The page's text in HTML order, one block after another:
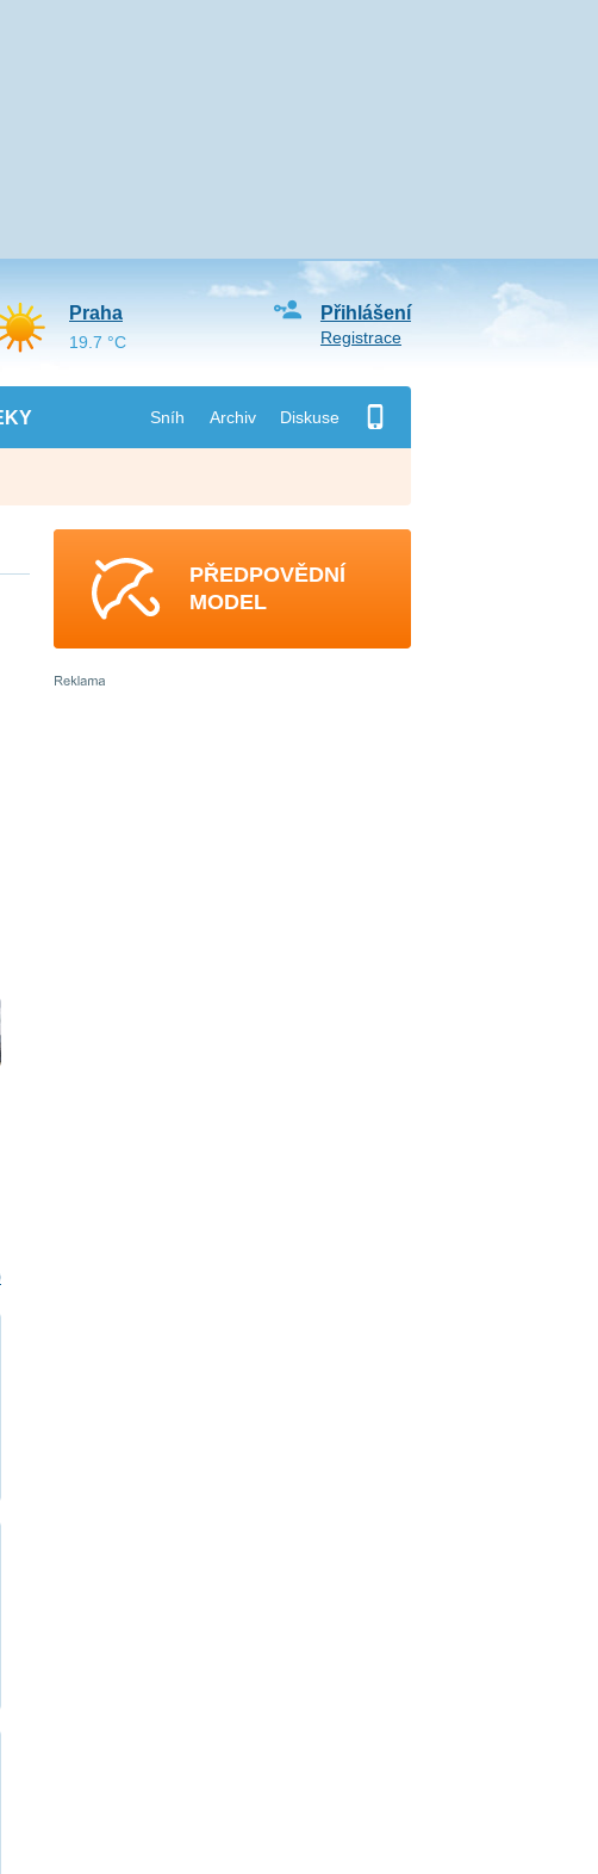
Sníh Archiv Diskuse
Přihlášení
Registrace
Praha
19.7 °C
PŘEDPOVĚDNÍ
MODEL